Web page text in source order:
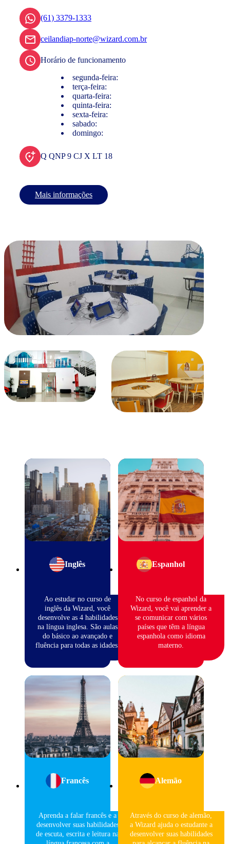
(61) 3379-1333
ceilandiap-norte@wizard.com.br
Horário de funcionamento
segunda-feira:
terça-feira:
quarta-feira:
quinta-feira:
sexta-feira:
sabado:
domingo:
Q QNP 9 CJ X LT 18
Mais informações
Inglês
Ao estudar no curso de
inglês da Wizard, você
desenvolve as 4 habilidades
na língua inglesa. São aulas
do básico ao avançado e
fluência para todas as idades.
Espanhol
No curso de espanhol da
Wizard, você vai aprender a
se comunicar com vários
países que têm a língua
espanhola como idioma
materno.
Francês
Aprenda a falar francês e a
desenvolver suas habilidades
de escuta, escrita e leitura na
Alemão
Através do curso de alemão,
a Wizard ajuda o estudante a
desenvolver suas habilidades